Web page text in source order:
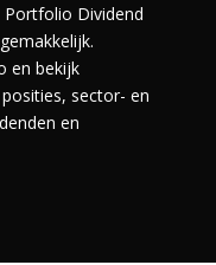
Dividend
en bekijk
sector- en
en